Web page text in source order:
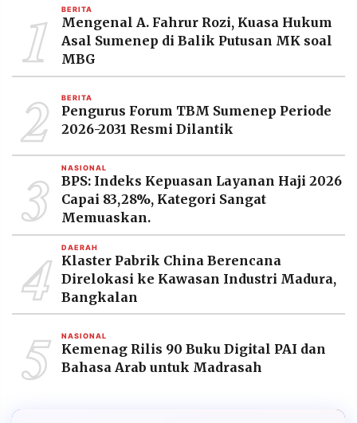
PRAMUDITA
Resolusi.co
-
2026
PT.
RESOLUSI
PRAMUDITA
1 BERITA
Mengenal A. Fahrur Rozi, Kuasa Hukum
Asal Sumenep di Balik Putusan MK soal
MBG
2 BERITA
Pengurus Forum TBM Sumenep Periode
2026-2031 Resmi Dilantik
3 NASIONAL
BPS: Indeks Kepuasan Layanan Haji 2026
Capai 83,28%, Kategori Sangat
Memuaskan.
4 DAERAH
Klaster Pabrik China Berencana
Direlokasi ke Kawasan Industri Madura,
Bangkalan
5 NASIONAL
Kemenag Rilis 90 Buku Digital PAI dan
Bahasa Arab untuk Madrasah